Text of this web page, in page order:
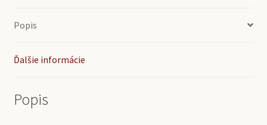
Popis
Ďalšie informácie
Popis